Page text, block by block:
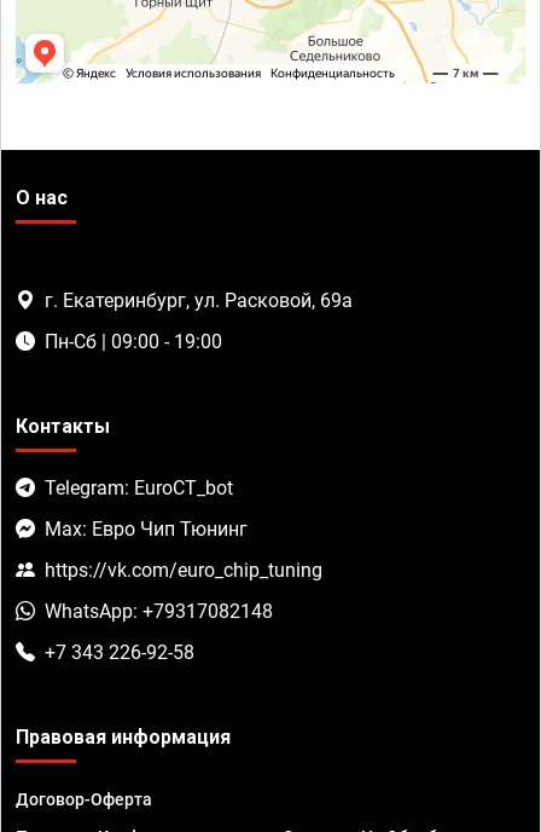
О нас
г. Екатеринбург, ул. Расковой, 69а
Пн-Сб | 09:00 - 19:00
Контакты
Telegram: EuroCT_bot
Max: Евро Чип Тюнинг
https://vk.com/euro_chip_tuning
WhatsApp: +79317082148
+7 343 226-92-58
Правовая информация
Договор-Оферта